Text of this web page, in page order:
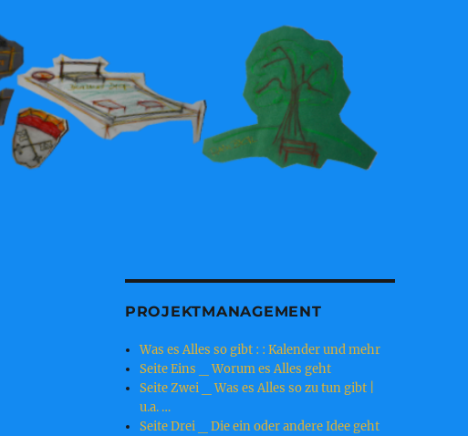
PROJEKTMANAGEMENT
Was es Alles so gibt : : Kalender und mehr
Seite Eins _ Worum es Alles geht
Seite Zwei _ Was es Alles so zu tun gibt |
u.a. …
Seite Drei _ Die ein oder andere Idee geht